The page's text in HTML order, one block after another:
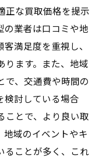
で切手の高額買
の比較
正な買取価格を提示
の業者は口コミや地
満足度を重視し、
ります。また、地域
で、交通費や時間の
検討している場合
ことで、より良い取
地域のイベントやキ
ることが多く、これ